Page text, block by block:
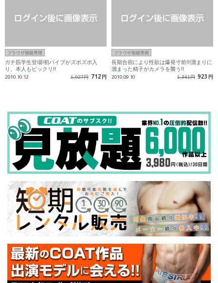
ブラウザ視聴専用
ガチ筋学生登場!初バイブがズボズボ入
り、本人もビックリ!!
2010.10.12 1,027円 712 円
ブラウザ視聴専用
長期合宿により性欲は爆発寸前!!!溜まりに
溜まった精子がカメラを襲う!!
2010.09.10 1,341円 923 円